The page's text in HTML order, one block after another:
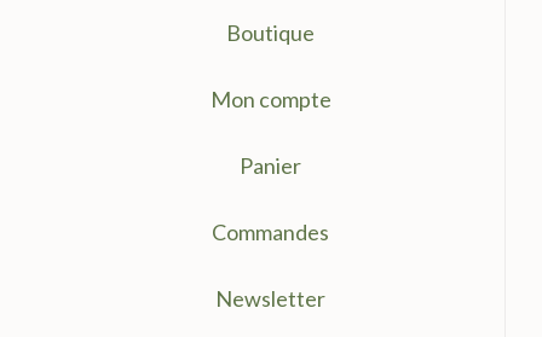
Boutique
Mon compte
Panier
Commandes
Newsletter